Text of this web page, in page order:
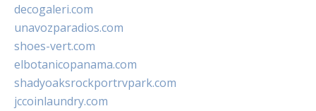
decogaleri.com
unavozparadios.com
shoes-vert.com
elbotanicopanama.com
shadyoaksrockportrvpark.com
jccoinlaundry.com